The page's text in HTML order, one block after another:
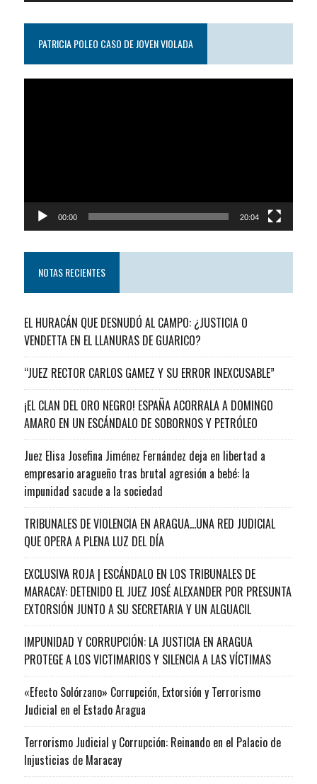
PATRICIA POLEO CASO DE JOVEN VIOLADA
00:00 20:04
NOTAS RECIENTES
EL HURACÁN QUE DESNUDÓ AL CAMPO: ¿JUSTICIA O
VENDETTA EN EL LLANURAS DE GUARICO?
“JUEZ RECTOR CARLOS GAMEZ Y SU ERROR INEXCUSABLE”
¡EL CLAN DEL ORO NEGRO! ESPAÑA ACORRALA A DOMINGO
AMARO EN UN ESCÁNDALO DE SOBORNOS Y PETRÓLEO
Juez Elisa Josefina Jiménez Fernández deja en libertad a
empresario aragueño tras brutal agresión a bebé: la
impunidad sacude a la sociedad
TRIBUNALES DE VIOLENCIA EN ARAGUA…UNA RED JUDICIAL
QUE OPERA A PLENA LUZ DEL DÍA
EXCLUSIVA ROJA | ESCÁNDALO EN LOS TRIBUNALES DE
MARACAY: DETENIDO EL JUEZ JOSÉ ALEXANDER POR PRESUNTA
EXTORSIÓN JUNTO A SU SECRETARIA Y UN ALGUACIL
IMPUNIDAD Y CORRUPCIÓN: LA JUSTICIA EN ARAGUA
PROTEGE A LOS VICTIMARIOS Y SILENCIA A LAS VÍCTIMAS
«Efecto Solórzano» Corrupción, Extorsión y Terrorismo
Judicial en el Estado Aragua
Terrorismo Judicial y Corrupción: Reinando en el Palacio de
Injusticias de Maracay